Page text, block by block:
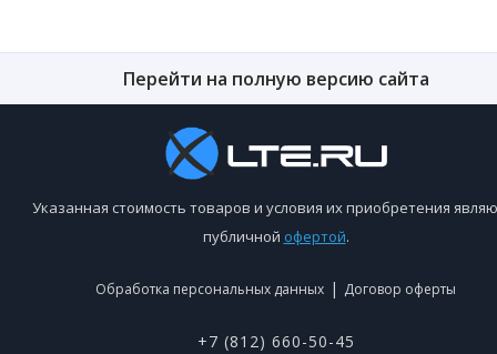
Перейти на полную версию сайта
Указанная стоимость товаров и условия их приобретения
публичной офертой.
Обработка персональных данных | Договор оферты
+7 (812) 660-50-45